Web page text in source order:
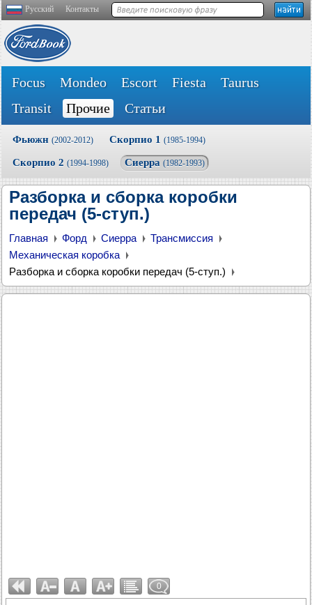
Русский Контакты
Focus Mondeo Escort Fiesta
Taurus
Transit
Прочие Статьи
Фьюжн (2002-2012) Скорпио 1 (1985-1994)
Скорпио 2 (1994-1998) Сиерра (1982-1993)
Разборка и сборка коробки
передач (5-ступ.)
Главная Форд Сиерра
Трансмиссия
Механическая коробка
Разборка и сборка коробки передач (5-ступ.)
0